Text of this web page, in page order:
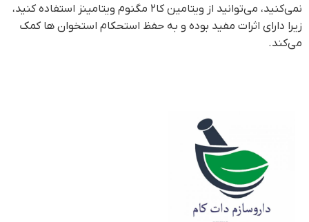
نمی‌کنید، می‌توانید از ویتامین کا۲ مگنوم ویتامینز استفاده کنید،
زیرا دارای اثرات مفید بوده و به حفظ استحکام استخوان ها کمک
می‌کند.